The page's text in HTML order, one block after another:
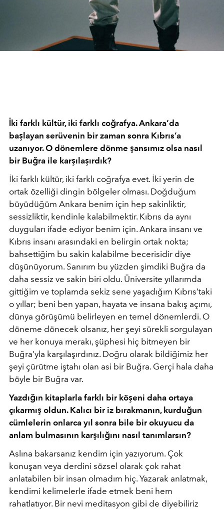
İki farklı kültür, iki farklı coğrafya. Ankara’da
başlayan serüvenin bir zaman sonra Kıbrıs’a
uzanıyor. O dönemlere dönme şansımız olsa nasıl
bir Buğra ile karşılaşırdık?
İki farklı kültür, iki farklı coğrafya evet. İki yerin de
ortak özelliği dingin bölgeler olması. Doğduğum
büyüdüğüm Ankara benim için hep sakinliktir,
sessizliktir, kendinle kalabilmektir. Kıbrıs da aynı
duyguları ifade ediyor benim için. Ankara insanı ve
Kıbrıs insanı arasındaki en belirgin ortak nokta;
bahsettiğim bu sakin kalabilme becerisidir diye
düşünüyorum. Sanırım bu yüzden şimdiki Buğra da
daha sessiz ve sakin biri oldu. Üniversite yıllarımda
gittiğim ve toplamda sekiz sene yaşadığım Kıbrıs’taki
o yıllar; beni ben yapan, hayata ve insana bakış açımı,
dünya görüşümü belirleyen en temel dönemlerdi. O
döneme dönecek olsanız, her şeyi sürekli sorgulayan
ve her konuya merakı, şüphesi hiç bitmeyen bir
Buğra’yla karşılaşırdınız. Doğru olarak bildiğimiz her
şeyi çürütme iştahı olan asi bir Buğra. Gerçi hala daha
böyle bir Buğra var.
Yazdığın kitaplarla farklı bir köşeni daha ortaya
çıkarmış oldun. Kalıcı bir iz bırakmanın, kurduğun
cümlelerin onlarca yıl sonra bile bir okuyucu da
anlam bulmasının karşılığını nasıl tanımlarsın?
Aslına bakarsanız kendim için yazıyorum. Çok
konuşan veya derdini sözsel olarak çok rahat
anlatabilen bir insan olmadım hiç. Yazarak anlatmak,
kendimi kelimelerle ifade etmek beni hem
rahatlatıyor. Bir nevi meditasyon gibi de diyebiliriz